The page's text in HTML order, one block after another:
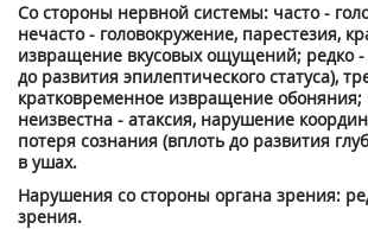
Со стороны нервной системы: часто -
нечасто - головокружение, парестезия,
извращение вкусовых ощущений; редко -
до развития эпилептического статуса),
кратковременное извращение обоняния;
неизвестна - атаксия, нарушение
потеря сознания (вплоть до развития
в ушах.
Нарушения со стороны органа зрения:
зрения.